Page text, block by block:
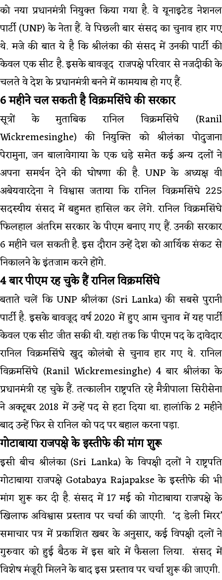
को नया प्रधानमंत्री नियुक्त किया गया है. वे यूनाइटेड नेशनल
पार्टी (UNP) के नेता हैं. वे पिछली बार संसद का चुनाव हार गए
थे. मजे की बात ये है कि श्रीलंका की संसद में उनकी पार्टी की
केवल एक सीट है. इसके बावजूद राजपक्षे परिवार से नजदीकी के
चलते वे देश के प्रधानमंत्री बनने में कामयाब हो गए हैं.
6 महीने चल सकती है विक्रमसिंघे की सरकार
सूत्रों के मुताबिक रानिल विक्रमसिंघे (Ranil
Wickremesinghe) की नियुक्ति को श्रीलंका पोदुजाना
पेरामुना, जन बालावेगाया के एक धड़े समेत कई अन्य दलों ने
अपना समर्थन देने की घोषणा की है. UNP के अध्यक्ष वी
अबेयवारदेना ने विश्वास जताया कि रानिल विक्रमसिंघे 225
सदस्यीय संसद में बहुमत हासिल कर लेंगे. रानिल विक्रमसिंघे
फिलहाल अंतरिम सरकार के पीएम बनाए गए हैं. उनकी सरकार
6 महीने चल सकती है. इस दौरान उन्हें देश को आर्थिक संकट से
निकालने के इंतजाम करने होंगे.
4 बार पीएम रह चुके हैं रानिल विक्रमसिंघे
बताते चलें कि UNP श्रीलंका (Sri Lanka) की सबसे पुरानी
पार्टी है. इसके बावजूद वर्ष 2020 में हुए आम चुनाव में यह पार्टी
केवल एक सीट जीत सकी थी. यहां तक कि पीएम पद के दावेदार
रानिल विक्रमसिंघे खुद कोलंबो से चुनाव हार गए थे. रानिल
विक्रमसिंघे (Ranil Wickremesinghe) 4 बार श्रीलंका के
प्रधानमंत्री रह चुके हैं. तत्कालीन राष्ट्रपति रहे मैत्रीपाला सिरीसेना
ने अक्टूबर 2018 में उन्हें पद से हटा दिया था. हालांकि 2 महीने
बाद उन्हें फिर से रानिल को पद पर बहाल करना पड़ा.
गोटाबाया राजपक्षे के इस्तीफे की मांग शुरू
इसी बीच श्रीलंका (Sri Lanka) के विपक्षी दलों ने राष्ट्रपति
गोटाबाया राजपक्षे Gotabaya Rajapakse के इस्तीफे की भी
मांग शुरू कर दी है. संसद में 17 मई को गोटाबाया राजपक्षे के
खिलाफ अविश्वास प्रस्ताव पर चर्चा की जाएगी. ‘द डेली मिरर’
समाचार पत्र में प्रकाशित खबर के अनुसार, कई विपक्षी दलों ने
गुरुवार को हुई बैठक में इस बारे में फैसला लिया. संसद में
विशेष मंजूरी मिलने के बाद इस प्रस्ताव पर चर्चा शुरू की जाएगी.